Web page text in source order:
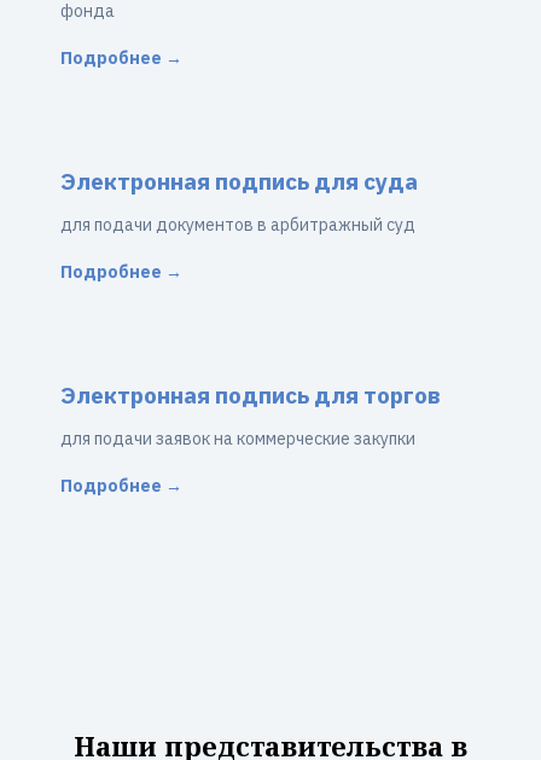
фонда
Подробнее →
Электронная подпись для суда
для подачи документов в арбитражный суд
Подробнее →
Электронная подпись для торгов
для подачи заявок на коммерческие закупки
Подробнее →
Наши представительства в